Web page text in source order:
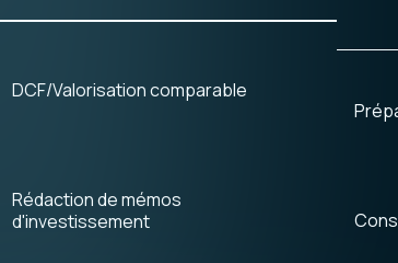
DCF/Valorisation comparable
Rédaction de mémos
d'investissement